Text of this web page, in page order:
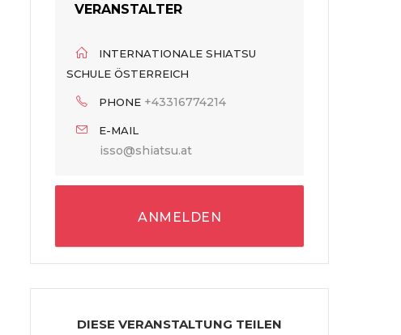
VERANSTALTER
INTERNATIONALE SHIATSU
SCHULE ÖSTERREICH
PHONE +43316774214
E-MAIL
isso@shiatsu.at
ANMELDEN
DIESE VERANSTALTUNG TEILEN